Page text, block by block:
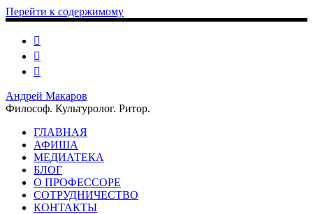
Перейти к содержимому
Андрей Макаров
Философ. Культуролог. Ритор.
ГЛАВНАЯ
АФИША
МЕДИАТЕКА
БЛОГ
О ПРОФЕССОРЕ
СОТРУДНИЧЕСТВО
КОНТАКТЫ